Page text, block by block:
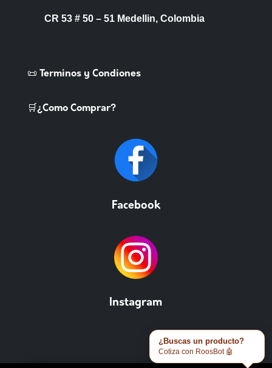
CR 53 # 50 – 51 Medellin, Colombia
📜 Terminos y Condiones
🛒¿Como Comprar?
Facebook
Instagram
¿Buscas un producto?
Cotiza con RoosBot 🤖